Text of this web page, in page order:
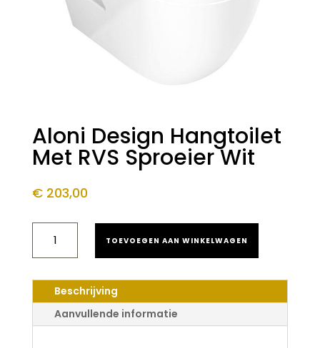
Aloni Design Hangtoilet
Met RVS Sproeier Wit
€203,00
DESIGN
HANGTOILET
RVS
SPROEIER
AANTAL
TOEVOEGEN AAN WINKELWAGEN
Beschrijving
Aanvullende informatie